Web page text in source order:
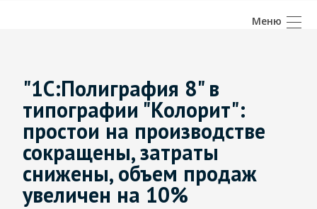
"1С:Полиграфия 8" в
типографии "Колорит":
простои на производстве
сокращены, затраты
снижены, объем продаж
увеличен на 10%